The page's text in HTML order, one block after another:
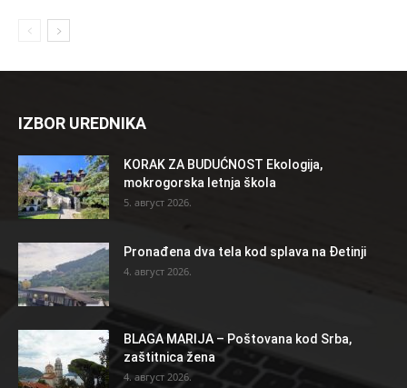
IZBOR UREDNIKA
KORAK ZA BUDUĆNOST Ekologija,
mokrogorska letnja škola
5. август 2026.
Pronađena dva tela kod splava na Đetinji
4. август 2026.
BLAGA MARIJA – Poštovana kod Srba,
zaštitnica žena
4. август 2026.